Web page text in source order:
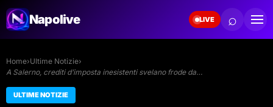
Napolive LIVE ⌕
Home›Ultime Notizie›
A Salerno, crediti d’imposta inesistenti svelano frode da…
ULTIME NOTIZIE